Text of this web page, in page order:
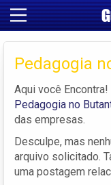
Pedagogia
Aqui você
Pedagogia no
das empresas.
Desculpe, mas
arquivo solicitado.
uma postagem